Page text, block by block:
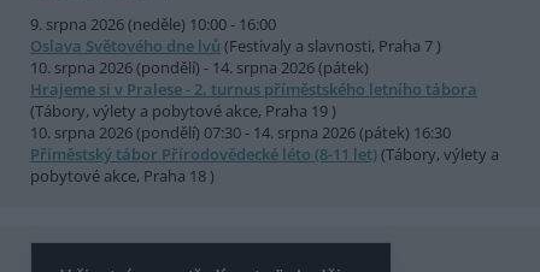
9. srpna 2026 (neděle) 10:00 - 16:00
Oslava Světového dne lvů (Festivaly a slavnosti, Praha 7 )
10. srpna 2026 (pondělí) - 14. srpna 2026 (pátek)
Hrajeme si v Pralese - 2. turnus příměstského letního tábora
(Tábory, výlety a pobytové akce, Praha 19 )
10. srpna 2026 (pondělí) 07:30 - 14. srpna 2026 (pátek) 16:30
Příměstský tábor Přírodovědecké léto (8-11 let)(Tábory, výlety a
pobytové akce, Praha 18 )